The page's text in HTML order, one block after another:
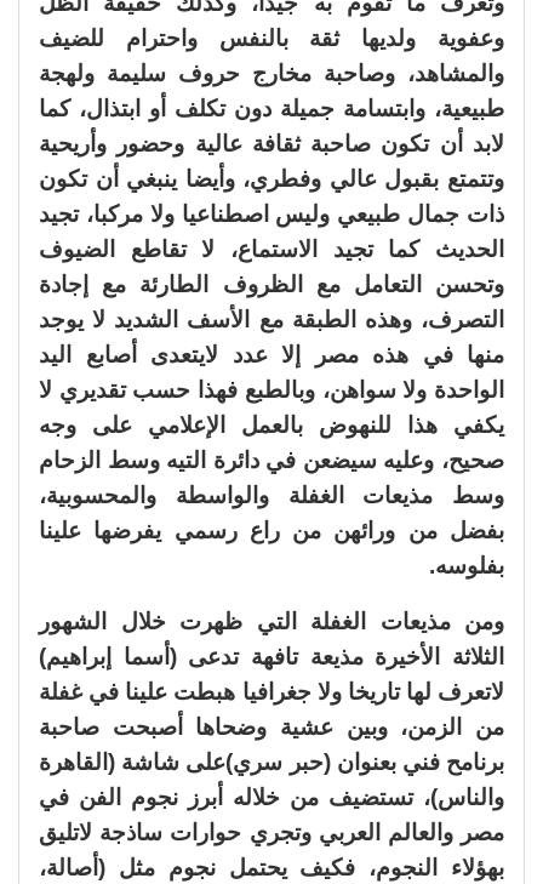
وعفوية ولديها ثقة بالنفس واحترام للضيف
والمشاهد، وصاحبة مخارج حروف سليمة ولهجة
طبيعية، وابتسامة جميلة دون تكلف أو ابتذال، كما
لابد أن تكون صاحبة ثقافة عالية وحضور وأريحية
وتتمتع بقبول عالي وفطري، وأيضا ينبغي أن تكون
ذات جمال طبيعي وليس اصطناعيا ولا مركبا، تجيد
الحديث كما تجيد الاستماع، لا تقاطع الضيوف
وتحسن التعامل مع الظروف الطارئة مع إجادة
التصرف، وهذه الطبقة مع الأسف الشديد لا يوجد
منها في هذه مصر إلا عدد لايتعدى أصابع اليد
الواحدة ولا سواهن، وبالطبع فهذا حسب تقديري لا
يكفي هذا للنهوض بالعمل الإعلامي على وجه
صحيح، وعليه سيضعن في دائرة التيه وسط الزحام
وسط مذيعات الغفلة والواسطة والمحسوبية،
بفضل من ورائهن من راع رسمي يفرضها علينا
بفلوسه.
ومن مذيعات الغفلة التي ظهرت خلال الشهور
الثلاثة الأخيرة مذيعة تافهة تدعى (أسما إبراهيم)
لاتعرف لها تاريخا ولا جغرافيا هبطت علينا في غفلة
من الزمن، وبين عشية وضحاها أصبحت صاحبة
برنامح فني بعنوان (حبر سري)على شاشة (القاهرة
والناس)، تستضيف من خلاله أبرز نجوم الفن في
مصر والعالم العربي وتجري حوارات ساذجة لاتليق
بهؤلاء النجوم، فكيف يحتمل نجوم مثل (أصالة،